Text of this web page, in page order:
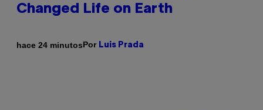
Changed Life on Earth
hace 24 minutosPor Luis Prada